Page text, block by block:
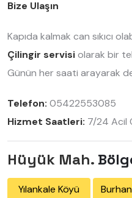
Bize Ulaşın
Kapıda kalmak can sıkıcı
Çilingir servisiolarak bir
Günün her saati arayarak
Telefon: 05422553085
Hizmet Saatleri: 7/24 Acil
Hüyük Mah.
Yılankale Köyü